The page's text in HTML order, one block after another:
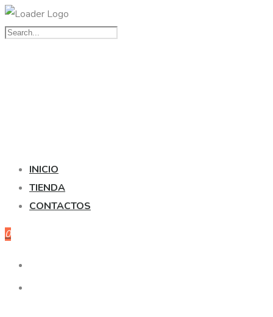
INICIO
TIENDA
CONTACTOS
0